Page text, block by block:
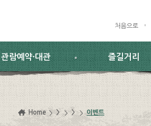
처음으로
관람예약·대관 즐길거리
Home > > 이벤트